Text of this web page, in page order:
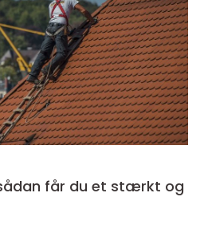
får du et stærkt og